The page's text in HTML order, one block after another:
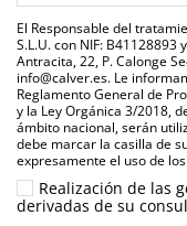
El Responsable del
S.L.U. con NIF:
Antracita, 22, P. Calonge
info@calver.es. Le
Reglamento General de
y la Ley Orgánica 3/2018,
ámbito nacional, serán
debe marcar la casilla de
expresamente el uso de
Realización de las
derivadas de su